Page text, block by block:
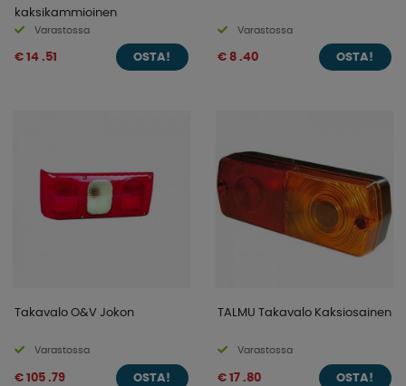
kaksikammioinen
Varastossa
€ 14 .51 OSTA!
Varastossa
€ 8 .40 OSTA!
Takavalo O&V Jokon
Varastossa
€ 105 .79 OSTA!
TALMU Takavalo Kaksiosainen
Varastossa
€ 17 .80 OSTA!